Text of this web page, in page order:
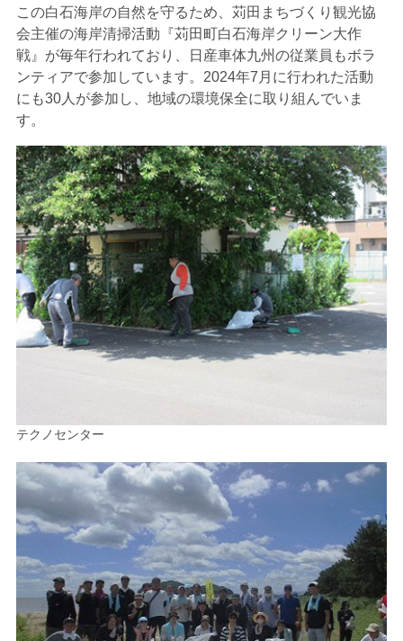
この白石海岸の自然を守るため、苅田まちづくり観光協
会主催の海岸清掃活動『苅田町白石海岸クリーン大作
戦』が毎年行われており、日産車体九州の従業員もボラ
ンティアで参加しています。2024年7月に行われた活動
にも30人が参加し、地域の環境保全に取り組んでいま
す。
テクノセンター